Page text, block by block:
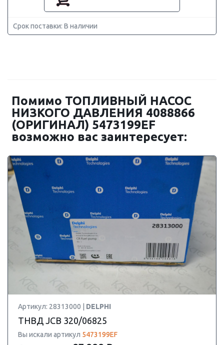
Срок поставки: В наличии
Помимо ТОПЛИВНЫЙ НАСОС
НИЗКОГО ДАВЛЕНИЯ 4088866
(ОРИГИНАЛ) 5473199EF
возможно вас заинтересует:
Артикул: 28313000 | DELPHI
ТНВД JCB 320/06825
Вы искали артикул 5473199EF